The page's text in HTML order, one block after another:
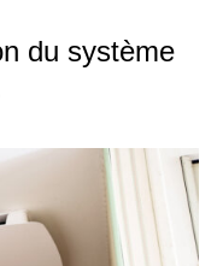
du système